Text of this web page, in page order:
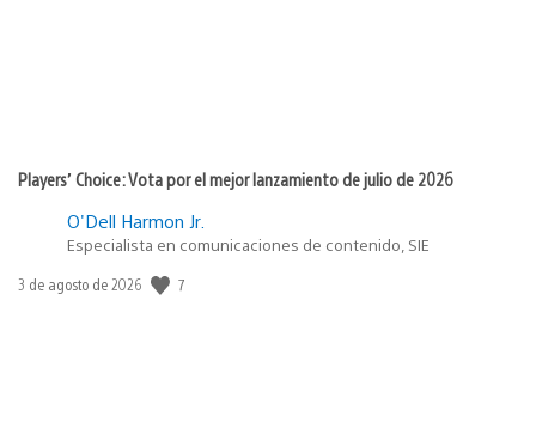
Players’ Choice: Vota por el mejor lanzamiento de julio de 2026
O'Dell Harmon Jr.
Especialista en comunicaciones de contenido, SIE
Fecha
3 de agosto de 2026 7